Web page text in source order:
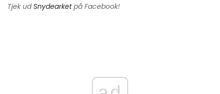
Tjek udSnydearketpå Facebook!